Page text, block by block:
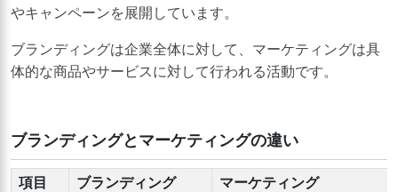
やキャンペーンを展開しています。
ブランディングは企業全体に対して、マーケティングは具
体的な商品やサービスに対して行われる活動です。
ブランディングとマーケティングの違い
項目 ブランディング
マーケティング